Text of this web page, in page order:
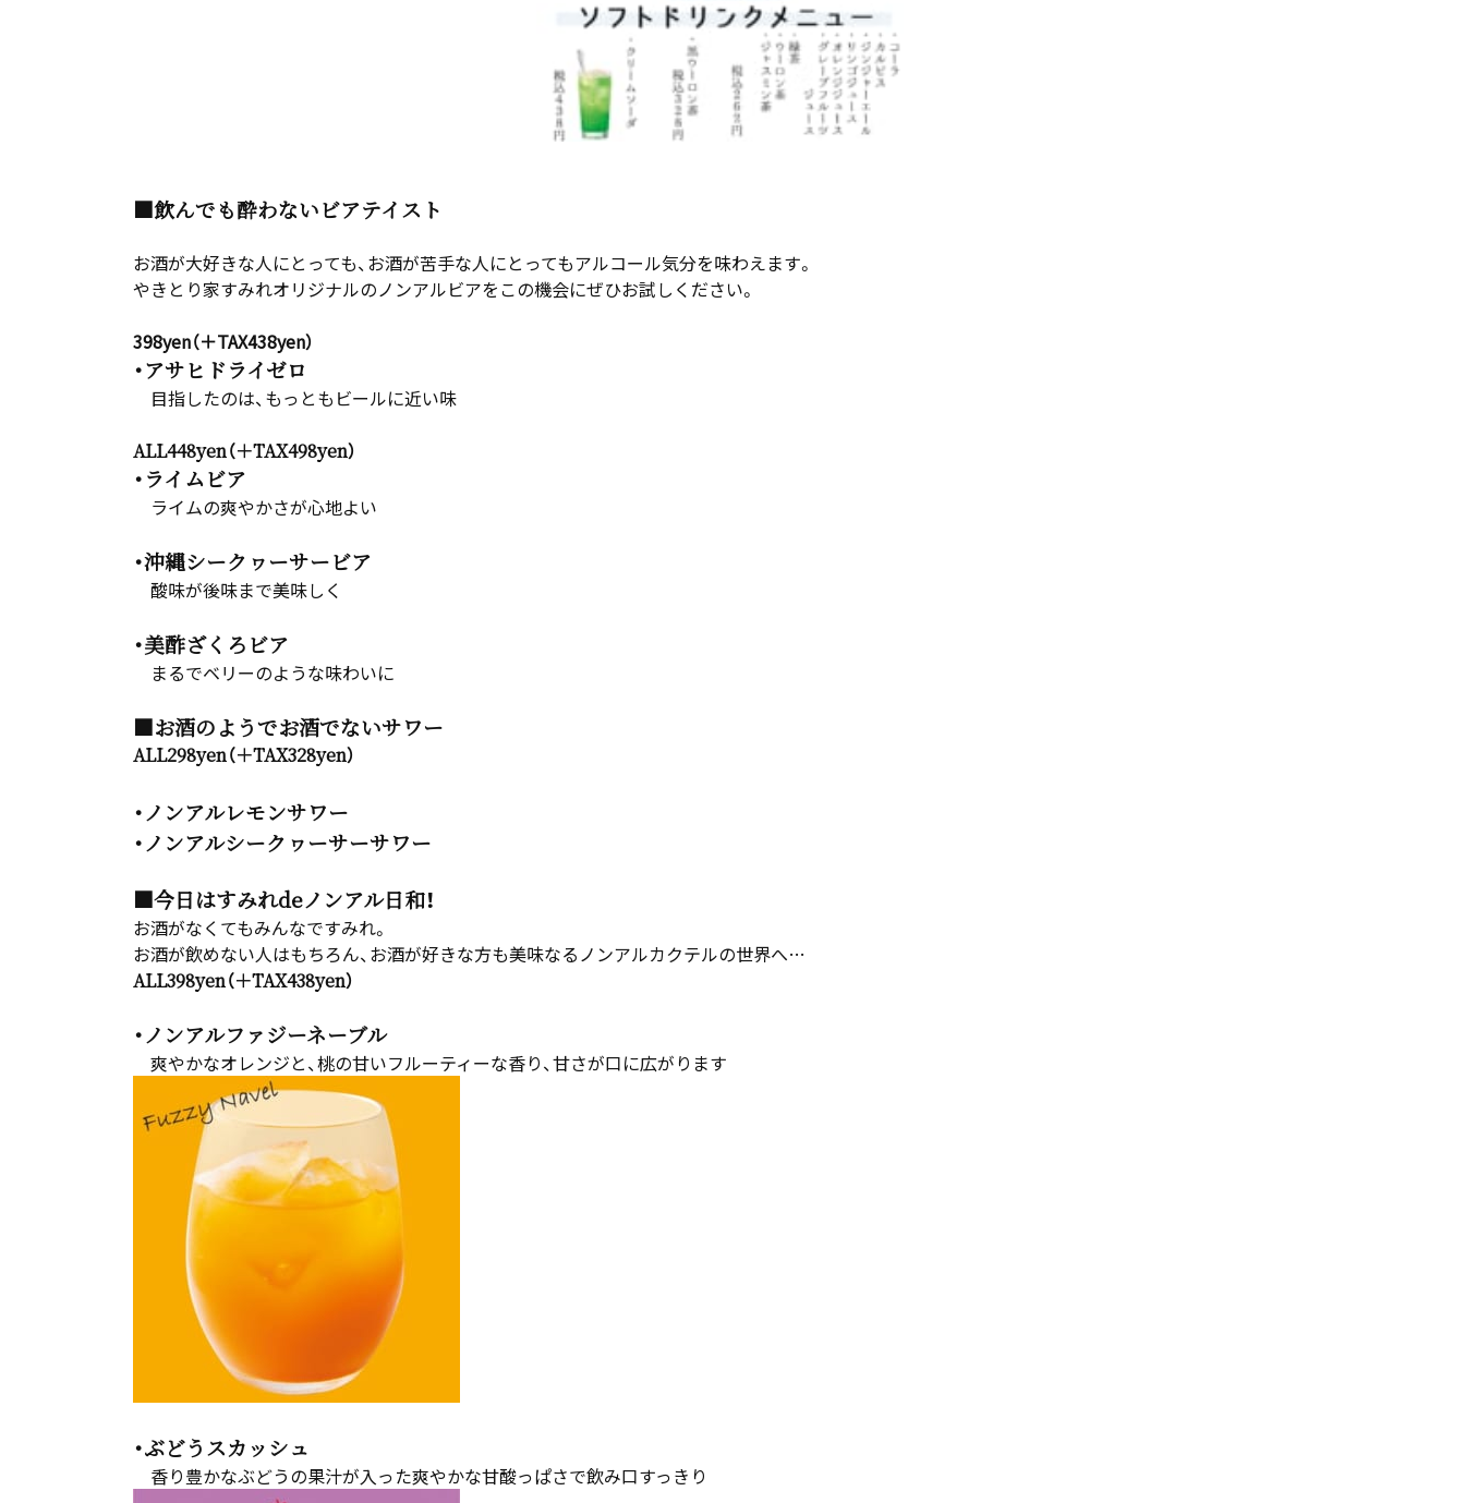
■飲んでも酔わないビアテイスト
お酒が大好きな人にとっても、お酒が苦手な人にとってもアルコール気分を味わえます。
やきとり家すみれオリジナルのノンアルビアをこの機会にぜひお試しください。
398yen（＋TAX438yen）
・アサヒドライゼロ
目指したのは、もっともビールに近い味
ALL448yen（＋TAX498yen）
・ライムビア
ライムの爽やかさが心地よい
・沖縄シークヮーサービア
酸味が後味まで美味しく
・美酢ざくろビア
まるでベリーのような味わいに
■お酒のようでお酒でないサワー
ALL298yen（＋TAX328yen）
・ノンアルレモンサワー
・ノンアルシークヮーサーサワー
■今日はすみれdeノンアル日和！
お酒がなくてもみんなですみれ。
お酒が飲めない人はもちろん、お酒が好きな方も美味なるノンアルカクテルの世界へ…
ALL398yen（＋TAX438yen）
・ノンアルファジーネーブル
爽やかなオレンジと、桃の甘いフルーティーな香り、甘さが口に広がります
・ぶどうスカッシュ
香り豊かなぶどうの果汁が入った爽やかな甘酸っぱさで飲み口すっきり